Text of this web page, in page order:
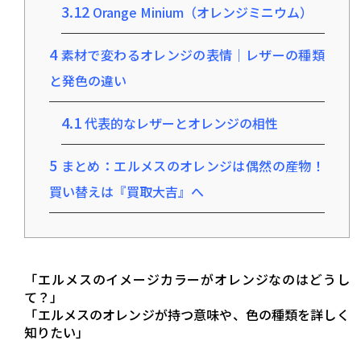
3.12 Orange Minium（オレンジミニウム）
4素材で変わるオレンジの表情｜レザーの種類
と発色の違い
4.1代表的なレザーとオレンジの相性
5 まとめ：エルメスのオレンジは偶然の産物！
買い替えは『買取大吉』へ
「エルメスのイメージカラーがオレンジなのはどうし
て？」
「エルメスのオレンジが持つ意味や、色の種類を詳しく
知りたい」